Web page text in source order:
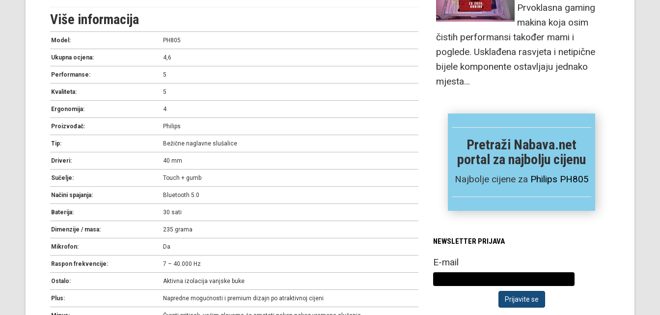
Više informacija
Model: PH805
Ukupna ocjena: 4,6
Performanse: 5
Kvaliteta: 5
Ergonomija: 4
Proizvođač: Philips
Tip: Bežične naglavne slušalice
Driveri: 40 mm
Sučelje: Touch + gumb
Načini spajanja: Bluetooth 5.0
Baterija: 30 sati
Dimenzije / masa: 235 grama
Mikrofon: Da
Raspon frekvencije: 7 – 40.000 Hz
Ostalo: Aktivna izolacija vanjske buke
Plus: Napredne mogućnosti i premium dizajn po atraktivnoj cijeni
Prvoklasna gaming
makina koja osim
čistih performansi također mami i
poglede. Usklađena rasvjeta i netipične
bijele komponente ostavljaju jednako
mjesta…
Pretraži Nabava.net
portal za najbolju cijenu
Najbolje cijene za Philips PH805
NEWSLETTER PRIJAVA
E-mail